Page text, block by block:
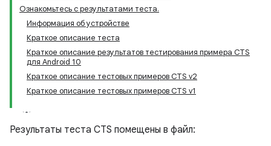
Ознакомьтесь с результатами теста.
Информация об устройстве
Краткое описание теста
Краткое описание результатов тестирования примера CTS
для Android 10
Краткое описание тестовых примеров CTS v2
Краткое описание тестовых примеров CTS v1
Результаты теста CTS помещены в файл: